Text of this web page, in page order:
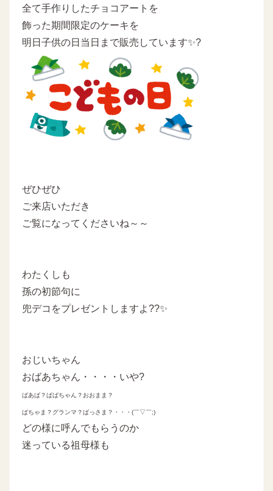
全て手作りしたチョコアートを
飾った期間限定のケーキを
明日子供の日当日まで販売しています✨?
ぜひぜひ
ご来店いただき
ご覧になってくださいね～～
わたくしも
孫の初節句に
兜デコをプレゼントしますよ??✨
おじいちゃん
おばあちゃん・・・・いや?
ばあば？ばばちゃん？おおまま？
ばちゃま？グランマ？ばっさま？・・・(￣▽￣;)
どの様に呼んでもらうのか
迷っている祖母様も